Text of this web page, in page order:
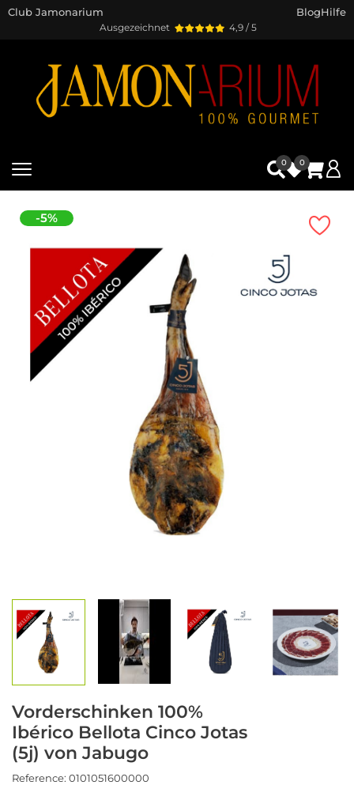
Ausgezeichnet 4,9 / 5
Club Jamonarium BlogHilfe
0 0
-5%
Vorderschinken 100%
Ibérico Bellota Cinco Jotas
(5j) von Jabugo
Reference: 0101051600000